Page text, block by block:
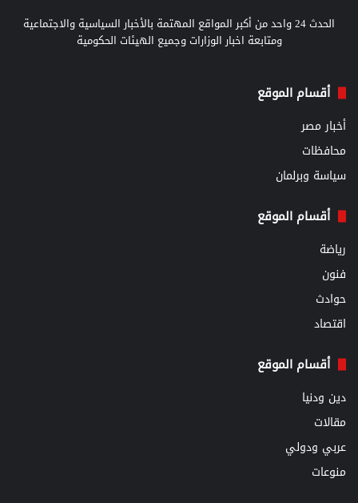
الحدث 24 واحد من أكبر المواقع المهتمة بالأخبار السياسية والاجتماعية
ومتابعة اخبار الوزارات وجميع الهيئات الحكومية
أقسام الموقع
أخبار مصر
محافظات
سياسة وبرلمان
أقسام الموقع
رياضة
فنون
حوادث
اقتصاد
أقسام الموقع
دين ودنيا
مقالات
عربي ودولي
منوعات